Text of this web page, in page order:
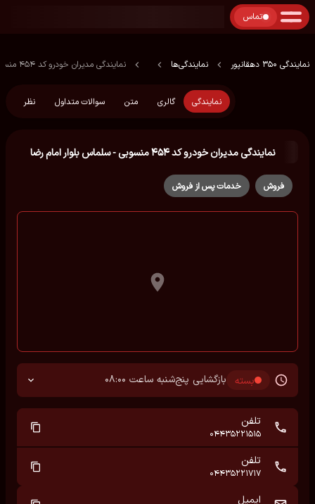
تماس
نمایندگی 350 دهقانپور نمایندگی‌ها نمایندگی مدیران خودرو کد ۴۵۴ منسوبی - سلماس بلوار امام رضا
نمایندگی گالری متن سوالات متداول نظر
نمایندگی مدیران خودرو کد ۴۵۴ منسوبی - سلماس بلوار امام رضا
فروش خدمات پس از فروش
بسته بازگشایی پنج‌شنبه ساعت 08:00
تلفن
04435221515
تلفن
04435221717
ایمیل